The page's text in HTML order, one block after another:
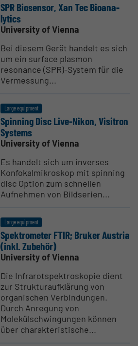
SPR Biosensor, Xan Tec Bioan­a­
lytics
University of Vienna
Bei diesem Gerät handelt es sich
um ein surface plasmon
resonance (SPR)-System für die
Vermessung...
Large equipment
Spinning Disc Live-Nikon, Visitron
Systems
University of Vienna
Es handelt sich um inverses
Konfokalmikroskop mit spinning
disc Option zum schnellen
Aufnehmen von Bildserien...
Large equipment
Spektrometer FTIR; Bruker Austria
(inkl. Zubehör)
University of Vienna
Die Infrarotspektroskopie dient
zur Strukturaufklärung von
organischen Verbindungen.
Durch Anregung von
Molekülschwingungen können
über charakteristische...